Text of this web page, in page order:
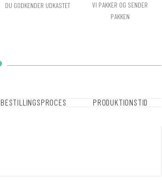
DU GODKENDER UDKASTET
VI PAKKER OG SENDER
PAKKEN
BESTILLINGSPROCES PRODUKTIONSTID